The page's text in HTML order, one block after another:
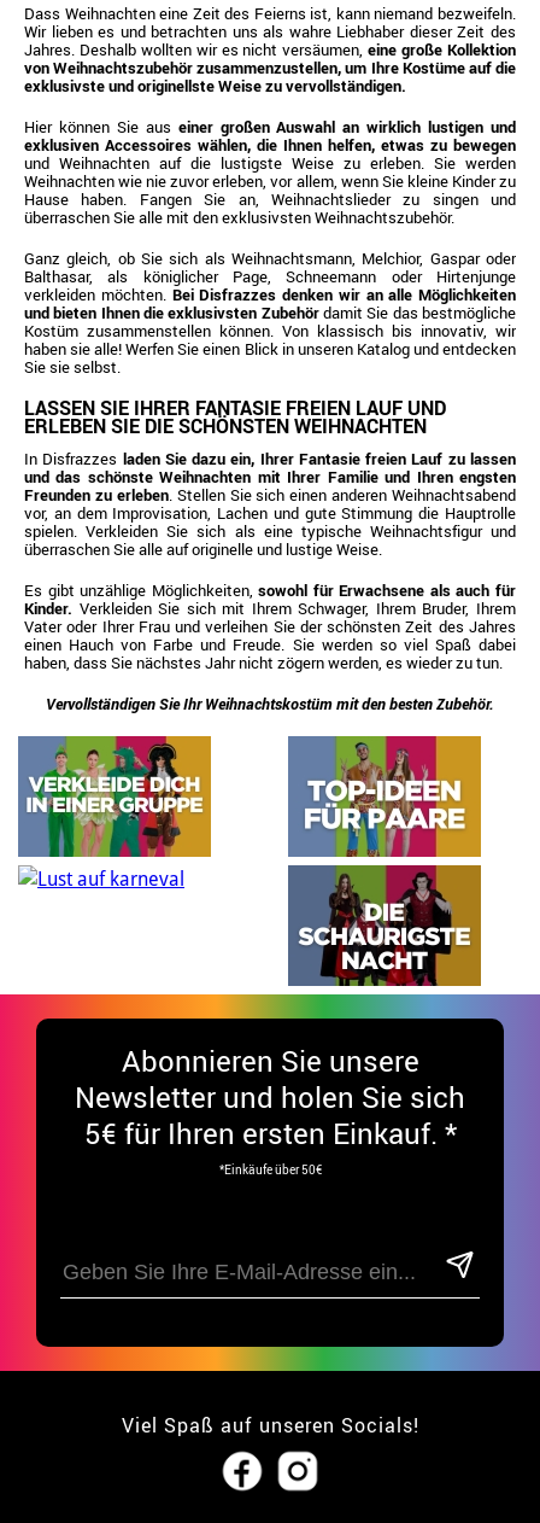
Dass Weihnachten eine Zeit des Feierns ist, kann niemand bezweifeln.
Wir lieben es und betrachten uns als wahre Liebhaber dieser Zeit des
Jahres. Deshalb wollten wir es nicht versäumen,eine große Kollektion
von Weihnachtszubehör zusammenzustellen, um Ihre Kostüme auf die
exklusivste und originellste Weise zu vervollständigen.
Hier können Sie aus einer großen Auswahl an wirklich lustigen und
exklusiven Accessoires wählen, die Ihnen helfen, etwas zu bewegen
und Weihnachten auf die lustigste Weise zu erleben. Sie werden
Weihnachten wie nie zuvor erleben, vor allem, wenn Sie kleine Kinder zu
Hause haben. Fangen Sie an, Weihnachtslieder zu singen und
überraschen Sie alle mit den exklusivsten Weihnachtszubehör.
Ganz gleich, ob Sie sich als Weihnachtsmann, Melchior, Gaspar oder
Balthasar, als königlicher Page, Schneemann oder Hirtenjunge
verkleiden möchten. Bei Disfrazzes denken wir an alle Möglichkeiten
und bieten Ihnen die exklusivsten Zubehördamit Sie das bestmögliche
Kostüm zusammenstellen können. Von klassisch bis innovativ, wir
haben sie alle! Werfen Sie einen Blick in unseren Katalog und entdecken
Sie sie selbst.
LASSEN SIE IHRER FANTASIE FREIEN LAUF UND
ERLEBEN SIE DIE SCHÖNSTEN WEIHNACHTEN
In Disfrazzes laden Sie dazu ein, Ihrer Fantasie freien Lauf zu lassen
und das schönste Weihnachten mit Ihrer Familie und Ihren engsten
Freunden zu erleben. Stellen Sie sich einen anderen Weihnachtsabend
vor, an dem Improvisation, Lachen und gute Stimmung die Hauptrolle
spielen. Verkleiden Sie sich als eine typische Weihnachtsfigur und
überraschen Sie alle auf originelle und lustige Weise.
Es gibt unzählige Möglichkeiten,sowohl für Erwachsene als auch für
Kinder. Verkleiden Sie sich mit Ihrem Schwager, Ihrem Bruder, Ihrem
Vater oder Ihrer Frau und verleihen Sie der schönsten Zeit des Jahres
einen Hauch von Farbe und Freude. Sie werden so viel Spaß dabei
haben, dass Sie nächstes Jahr nicht zögern werden, es wieder zu tun.
Vervollständigen Sie Ihr Weihnachtskostüm mit den besten Zubehör.
Abonnieren Sie unsere
Newsletter und holen Sie sich
5€ für Ihren ersten Einkauf. *
*Einkäufe über 50€
Viel Spaß auf unseren Socials!